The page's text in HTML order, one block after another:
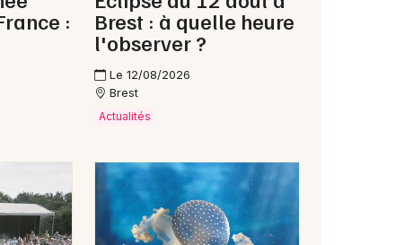
:
Brest : à quelle heure
l'observer ?
Le 12/08/2026
Brest
Actualités